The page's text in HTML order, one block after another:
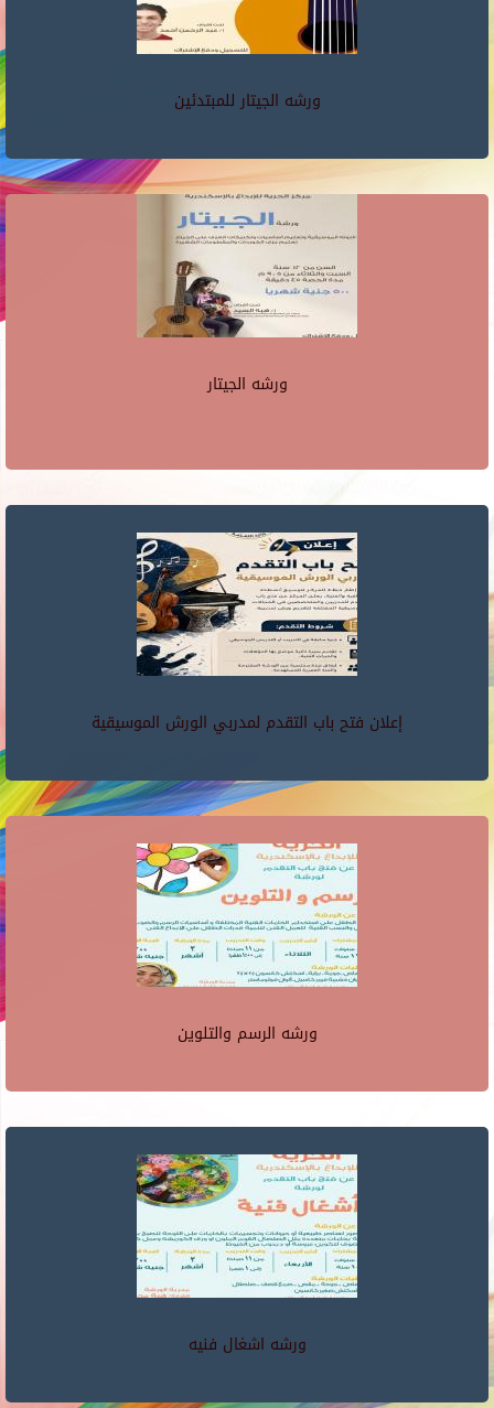
ورشه الجيتار للمبتدئين
ورشه الجيتار
إعلان فتح باب التقدم لمدربي الورش الموسيقية
ورشه الرسم والتلوين
ورشه اشغال فنيه